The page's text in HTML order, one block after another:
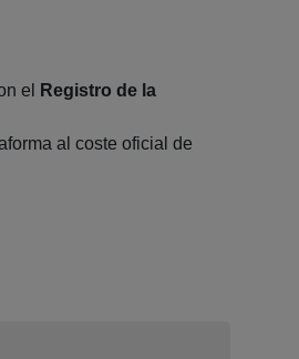
el
Registro de la
al coste oficial de